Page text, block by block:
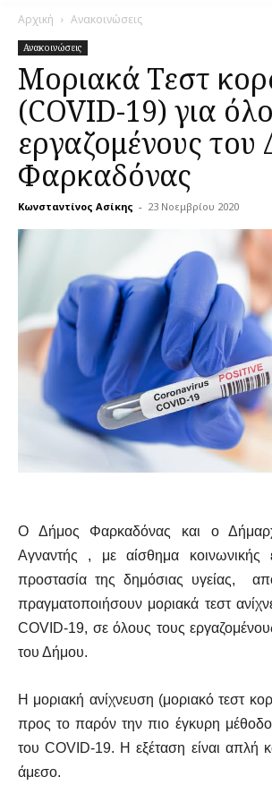
Αρχική Ανακοινώσεις
Ανακοινώσεις
Μοριακά Τεστ
(COVID-19) για
εργαζομένους του
Φαρκαδόνας
Κωνσταντίνος Ασίκης - 23 Νοεμβρίου 2020
Ο Δήμος Φαρκαδόνας και ο
Αγναντής , με αίσθημα κοινωνικής
προστασία της δημόσιας υγείας,
πραγματοποιήσουν μοριακά τεστ
COVID-19, σε όλους τους
του Δήμου.
Η μοριακή ανίχνευση (μοριακό τεστ
προς το παρόν την πιο έγκυρη
του COVID-19. Η εξέταση είναι απλή
άμεσο.